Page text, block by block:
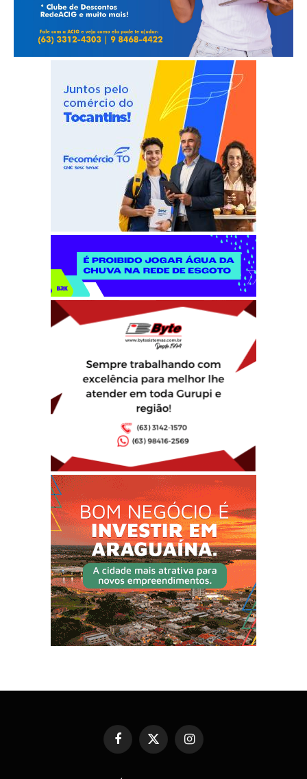
Facebook
X
(Twitter)
Instagram